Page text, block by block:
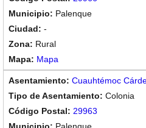
Palenque
-
Rural
Mapa
Cuauhtémoc
Colonia
29963